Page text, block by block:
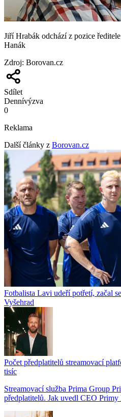
Jiří Hrabák odchází z pozice
Hanák
Zdroj: Borovan.cz
Sdílet
Dennívýzva
0
Reklama
Další články z Borovan.cz
Fotbalista Lavi udeří potřetí, začal
Vyšehrad
Počet předplatitelů streamovací
tisíc
Streamovací služba Prima Group
předplatitelů. Jak uvedl CEO Primy